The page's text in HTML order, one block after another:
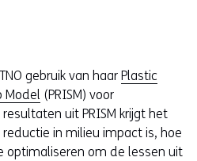
gebruik van haar Plastic
Model (PRISM) voor
uit PRISM krijgt het
in milieu impact is, hoe
optimaliseren om de lessen uit